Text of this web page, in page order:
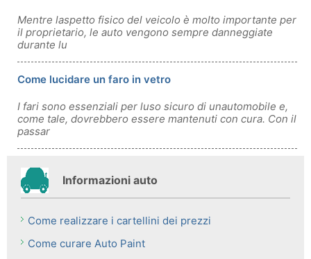
Mentre laspetto fisico del veicolo è molto importante per
il proprietario, le auto vengono sempre danneggiate
durante lu
Come lucidare un faro in vetro
I fari sono essenziali per luso sicuro di unautomobile e,
come tale, dovrebbero essere mantenuti con cura. Con il
passar
Informazioni auto
Come realizzare i cartellini dei prezzi
Come curare Auto Paint